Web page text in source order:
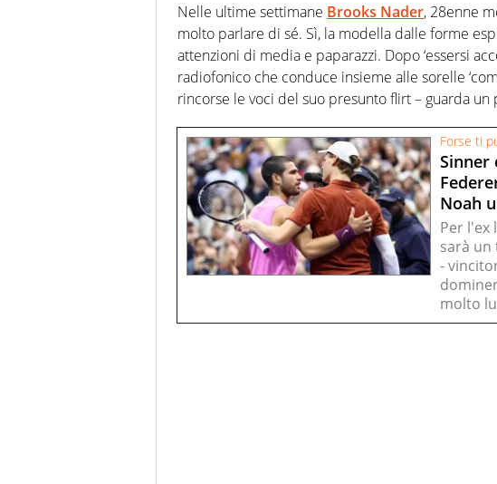
Nelle ultime settimane Brooks Nader, 28enne
molto parlare di sé. Sì, la modella dalle forme
attenzioni di media e paparazzi. Dopo ‘essersi
radiofonico che conduce insieme alle sorelle
rincorse le voci del suo presunto flirt – guarda un
Forse ti
Sinner
Noah
Per l'ex
sarà un
-
molto